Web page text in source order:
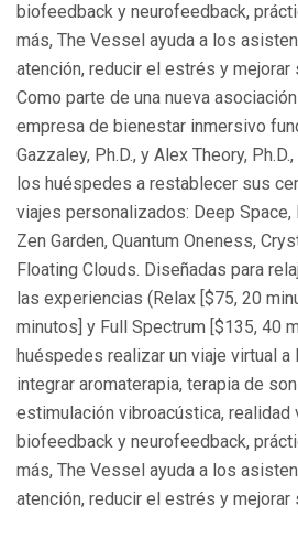
biofeedback y neurofeedback,
más, The Vessel ayuda a los
atención, reducir el estrés y mejorar
Como parte de una nueva
empresa de bienestar inmersivo
Gazzaley, Ph.D., y Alex Theory,
los huéspedes a restablecer sus
viajes personalizados: Deep Space,
Zen Garden, Quantum Oneness,
Floating Clouds. Diseñadas para
las experiencias (Relax [$75, 20
minutos] y Full Spectrum [$135, 40
huéspedes realizar un viaje virtual a
integrar aromaterapia, terapia de
estimulación vibroacústica, realidad
biofeedback y neurofeedback,
más, The Vessel ayuda a los
atención, reducir el estrés y mejorar